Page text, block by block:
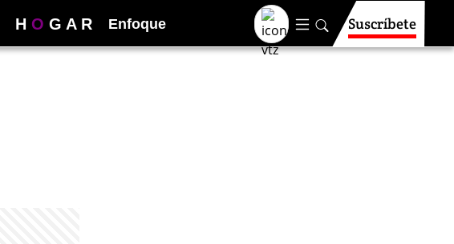
H O G A R Enfoque Suscríbete